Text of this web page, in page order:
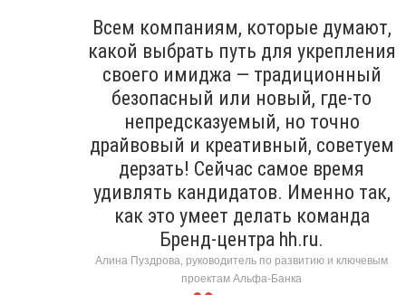
Всем компаниям, которые думают,
какой выбрать путь для укрепления
своего имиджа — традиционный
безопасный или новый, где-то
непредсказуемый, но точно
драйвовый и креативный, советуем
дерзать! Сейчас самое время
удивлять кандидатов. Именно так,
как это умеет делать команда
Бренд-центра hh.ru.
Алина Пуздрова, руководитель по развитию и ключевым
проектам Альфа-Банка